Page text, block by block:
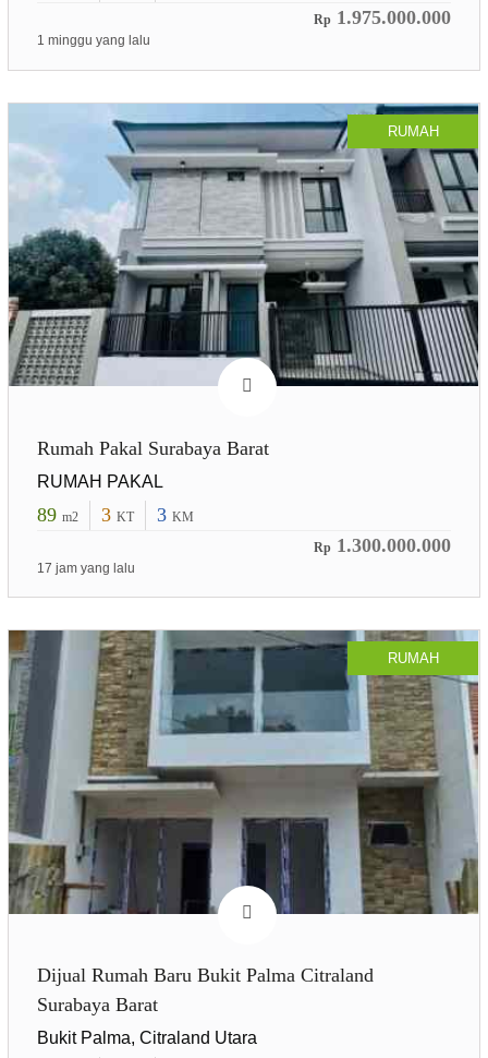
Rp 1.975.000.000
1 minggu yang lalu
RUMAH
Rumah Pakal Surabaya Barat
RUMAH PAKAL
89 m2 3 KT 3 KM
Rp 1.300.000.000
17 jam yang lalu
RUMAH
Dijual Rumah Baru Bukit Palma Citraland
Surabaya Barat
Bukit Palma, Citraland Utara